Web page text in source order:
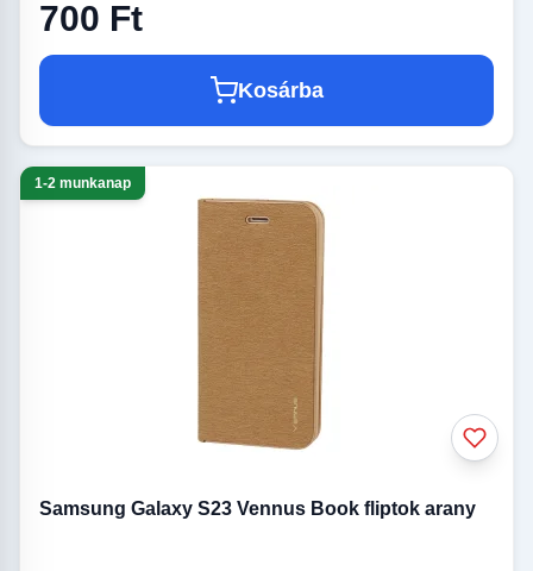
700 Ft
Kosárba
1-2 munkanap
Samsung Galaxy S23 Vennus Book fliptok arany